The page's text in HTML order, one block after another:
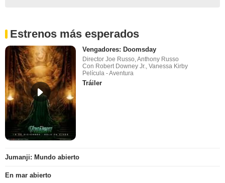
Estrenos más esperados
Vengadores: Doomsday
Director Joe Russo, Anthony Russo
Con Robert Downey Jr., Vanessa Kirby
Película - Aventura
Tráiler
Jumanji: Mundo abierto
En mar abierto